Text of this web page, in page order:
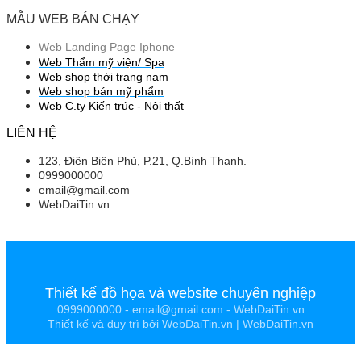
MẪU WEB BÁN CHẠY
Web Landing Page Iphone
Web Thẩm mỹ viện/ Spa
Web shop thời trang nam
Web shop bán mỹ phẩm
Web C.ty Kiến trúc - Nội thất
LIÊN HỆ
123, Điện Biên Phủ, P.21, Q.Bình Thạnh.
0999000000
email@gmail.com
WebDaiTin.vn
Thiết kế đồ họa và website chuyên nghiệp
0999000000 - email@gmail.com - WebDaiTin.vn
Thiết kế và duy trì bởi WebDaiTin.vn | WebDaiTin.vn